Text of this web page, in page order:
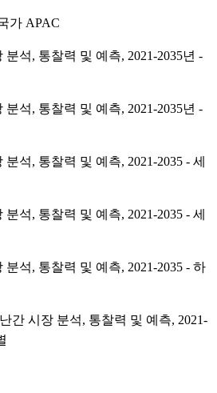
APAC
석, 통찰력 및 예측, 2021-2035년 -
석, 통찰력 및 예측, 2021-2035년 -
석, 통찰력 및 예측, 2021-2035 - 세
석, 통찰력 및 예측, 2021-2035 - 세
석, 통찰력 및 예측, 2021-2035 - 하
시장 분석, 통찰력 및 예측, 2021-